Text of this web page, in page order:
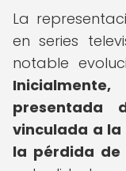
La
en series
notable
presentada
vinculada a
la pérdida de